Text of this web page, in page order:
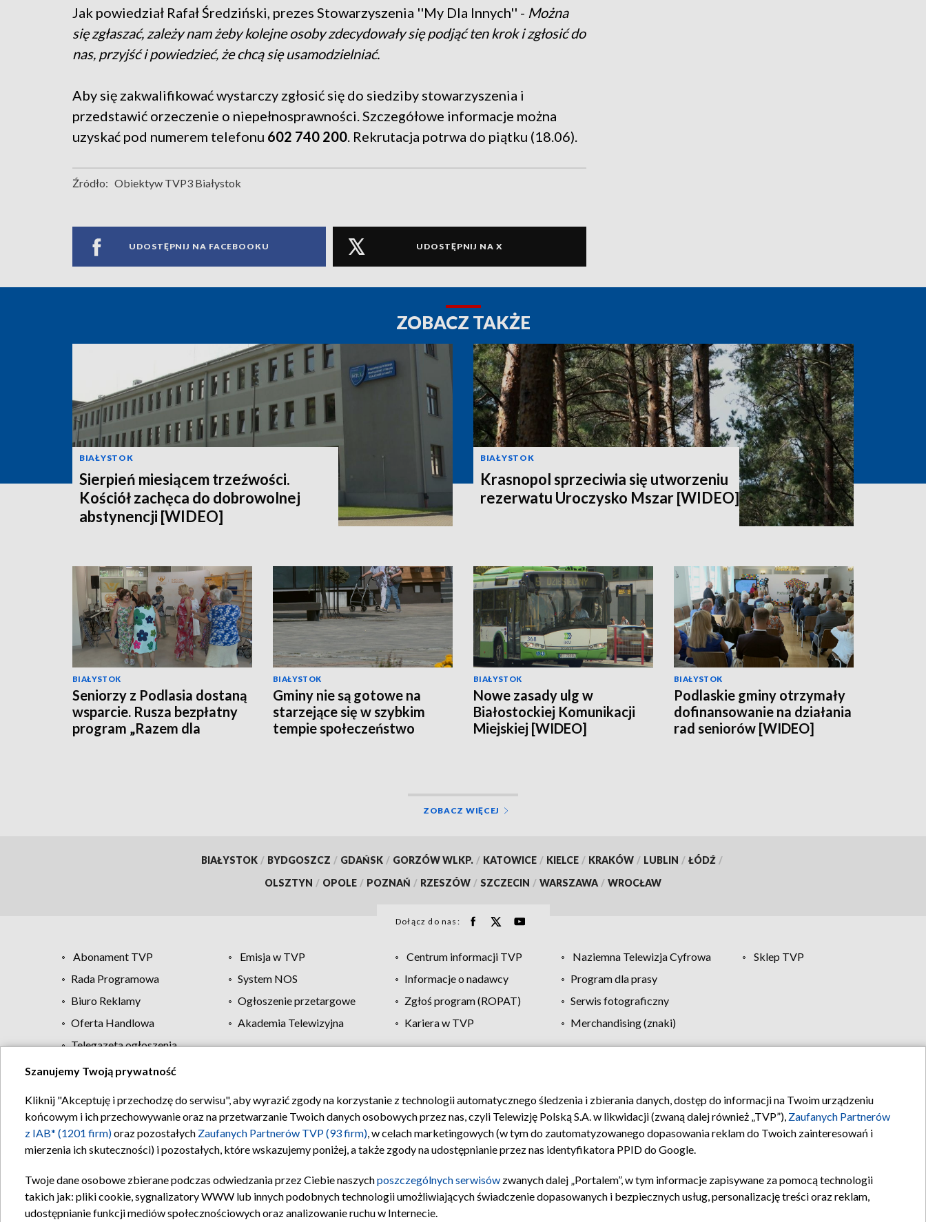
Jak powiedział Rafał Średziński, prezes Stowarzyszenia ''My Dla Innych'' - Można
się zgłaszać, zależy nam żeby kolejne osoby zdecydowały się podjąć ten krok i zgłosić do
nas, przyjść i powiedzieć, że chcą się usamodzielniać.
Aby się zakwalifikować wystarczy zgłosić się do siedziby stowarzyszenia i
przedstawić orzeczenie o niepełnosprawności. Szczegółowe informacje można
uzyskać pod numerem telefonu 602 740 200 . Rekrutacja potrwa do piątku (18.06).
Źródło: Obiektyw TVP3 Białystok
UDOSTĘPNIJ NA FACEBOOKU UDOSTĘPNIJ NA X
ZOBACZ TAKŻE
BIAŁYSTOK
Sierpień miesiącem trzeźwości.
Kościół zachęca do dobrowolnej
abstynencji [WIDEO]
BIAŁYSTOK
Krasnopol sprzeciwia się utworzeniu
rezerwatu Uroczysko Mszar [WIDEO]
BIAŁYSTOK
Seniorzy z Podlasia dostaną
wsparcie. Rusza bezpłatny
program „Razem dla
BIAŁYSTOK
Gminy nie są gotowe na
starzejące się w szybkim
tempie społeczeństwo
BIAŁYSTOK
Nowe zasady ulg w
Białostockiej Komunikacji
Miejskiej [WIDEO]
BIAŁYSTOK
Podlaskie gminy otrzymały
dofinansowanie na działania
rad seniorów [WIDEO]
ZOBACZ WIĘCEJ
BIAŁYSTOK / BYDGOSZCZ / GDAŃSK / GORZÓW WLKP. / KATOWICE / KIELCE / KRAKÓW / LUBLIN / ŁÓDŹ /
OLSZTYN / OPOLE / POZNAŃ / RZESZÓW / SZCZECIN / WARSZAWA / WROCŁAW
Dołącz do nas:
Abonament TVP Emisja w TVP Centrum informacji TVP Naziemna Telewizja Cyfrowa
Sklep TVP
Rada Programowa
System NOS Informacje o nadawcy
Program dla prasy
Biuro Reklamy
Ogłoszenie przetargowe Zgłoś program (ROPAT)
Serwis fotograficzny
Oferta Handlowa
Akademia Telewizyjna Kariera w TVP
Merchandising (znaki)
Telegazeta ogłoszenia
Regulamin TVP Polityka prywatności Moje zgody Pomoc Biuro reklamy Kontakt
Szanujemy Twoją prywatność
Kliknij "Akceptuję i przechodzę do serwisu", aby wyrazić zgody na korzystanie z technologii automatycznego śledzenia i zbierania danych, dostęp do informacji na Twoim urządzeniu
końcowym i ich przechowywanie oraz na przetwarzanie Twoich danych osobowych przez nas, czyli Telewizję Polską S.A. w likwidacji (zwaną dalej również „TVP”), Zaufanych Partnerów
z IAB* (1201 firm)oraz pozostałych Zaufanych Partnerów TVP (93 firm), w celach marketingowych (w tym do zautomatyzowanego dopasowania reklam do Twoich zainteresowań i
mierzenia ich skuteczności) i pozostałych, które wskazujemy poniżej, a także zgody na udostępnianie przez nas identyfikatora PPID do Google.
Twoje dane osobowe zbierane podczas odwiedzania przez Ciebie naszychposzczególnych serwisów zwanych dalej „Portalem”, w tym informacje zapisywane za pomocą technologii
takich jak: pliki cookie, sygnalizatory WWW lub innych podobnych technologii umożliwiających świadczenie dopasowanych i bezpiecznych usług, personalizację treści oraz reklam,
udostępnianie funkcji mediów społecznościowych oraz analizowanie ruchu w Internecie.